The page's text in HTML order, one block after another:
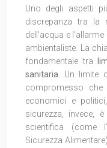
Uno degli aspetti
discrepanza tra la
dell’acqua e
ambientaliste. La
fondamentale tra
sanitaria . Un limite
compromesso
economici e
sicurezza, invece,
scientifica (come
Sicurezza